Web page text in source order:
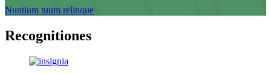
Nuntium tuum relinque
Recognitiones